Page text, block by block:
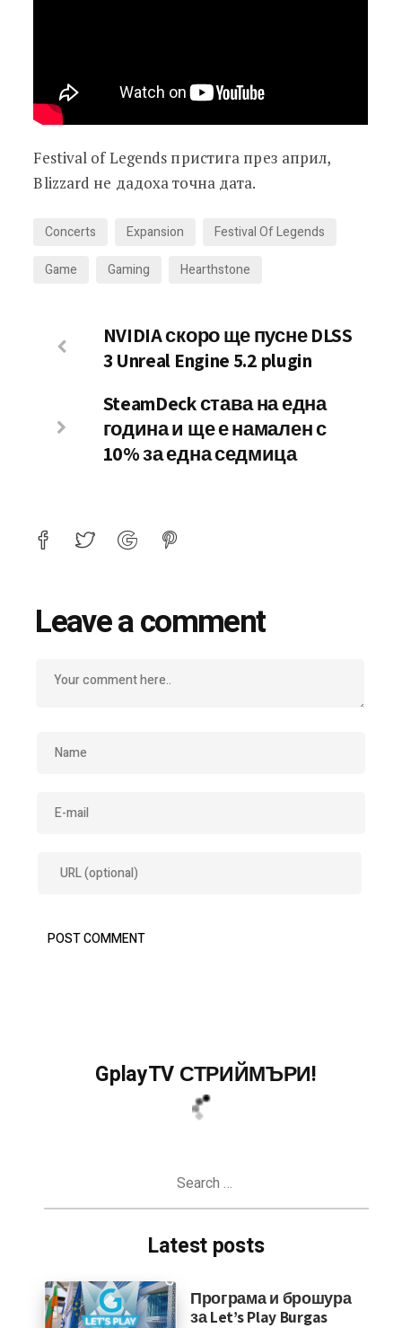
Festival of Legends пристига през април,
Blizzard не дадоха точна дата.
Concerts Expansion
Festival Of Legends
Game
Gaming Hearthstone
NVIDIA скоро ще пусне DLSS
3 Unreal Engine 5.2 plugin
SteamDeck става на една
година и ще е намален с
10% за една седмица
Leave a comment
GplayTV СТРИЙМЪРИ!
Latest posts
Програма и брошура
за Let’s Play Burgas